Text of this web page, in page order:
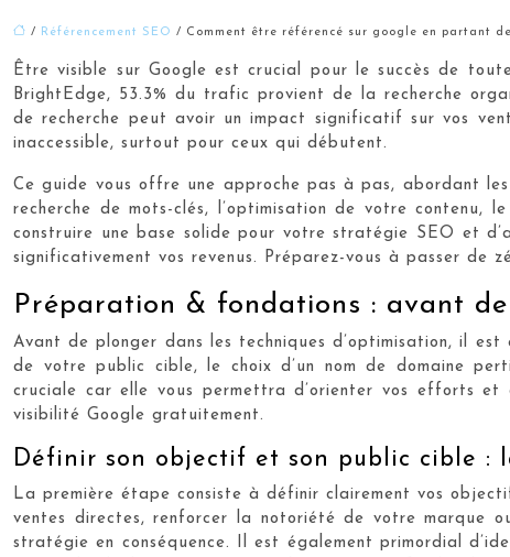
/ Référencement SEO / Comment être référencé sur google en partant
Être visible sur Google est crucial pour le succès de
BrightEdge, 53.3% du trafic provient de la recherche
de recherche peut avoir un impact significatif sur vos
inaccessible, surtout pour ceux qui débutent.
Ce guide vous offre une approche pas à pas, abordant
recherche de mots-clés, l’optimisation de votre contenu,
construire une base solide pour votre stratégie SEO et
significativement vos revenus. Préparez-vous à passer de
Préparation & fondations : avant
Avant de plonger dans les techniques d’optimisation, il
de votre public cible, le choix d’un nom de domaine
cruciale car elle vous permettra d’orienter vos efforts
visibilité Google gratuitement.
Définir son objectif et son public cible :
La première étape consiste à définir clairement vos
ventes directes, renforcer la notoriété de votre marque
stratégie en conséquence. Il est également primordial